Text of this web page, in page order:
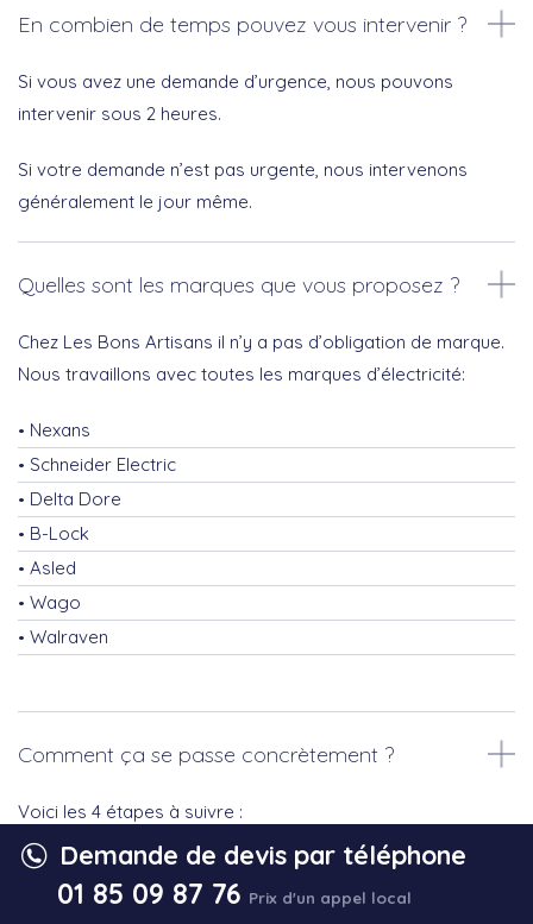
En combien de temps pouvez vous intervenir ?
Si vous avez une demande d’urgence, nous pouvons
intervenir sous 2 heures.
Si votre demande n’est pas urgente, nous intervenons
généralement le jour même.
Quelles sont les marques que vous proposez ?
Chez Les Bons Artisans il n’y a pas d’obligation de marque.
Nous travaillons avec toutes les marques d’électricité:
Nexans
Schneider Electric
Delta Dore
B-Lock
Asled
Wago
Walraven
Comment ça se passe concrètement ?
Voici les 4 étapes à suivre :
1) Prise de contact par téléphone avec un interlocuteur
dédié ou via le formulaire en ligne.
Demande de devis par téléphone
01 85 09 87 76 Prix d'un appel local